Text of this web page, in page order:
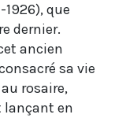
que
dernier.
ancien
sa vie
rosaire,
lançant en